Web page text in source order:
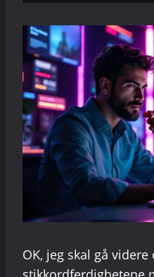
OK, jeg skal gå videre